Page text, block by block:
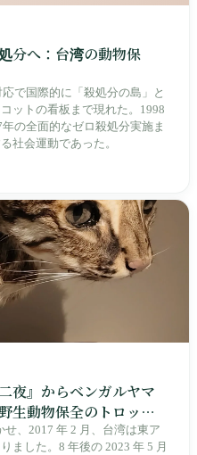
分へ：台湾の動物保
で国際的に「殺処分の島」と
ットの看板まで現れた。1998
の全面的なゼロ殺処分実施ま
社会運動であった。
夜』からベンガルヤマ
生動物保全のトロッコ
、2017 年 2 月、台湾は東ア
ました。8 年後の 2023 年 5 月